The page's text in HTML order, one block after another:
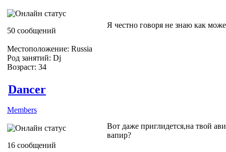
50 сообщений
Местоположение: Russia
Род занятий: Dj
Возраст: 34
Я честно говоря не знаю как
Dancer
Members
16 сообщений
Вот даже приглидется,на твой
вапир?